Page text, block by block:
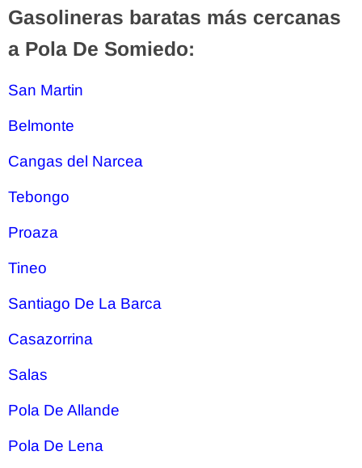
Gasolineras baratas más cercanas
a Pola De Somiedo:
San Martin
Belmonte
Cangas del Narcea
Tebongo
Proaza
Tineo
Santiago De La Barca
Casazorrina
Salas
Pola De Allande
Pola De Lena